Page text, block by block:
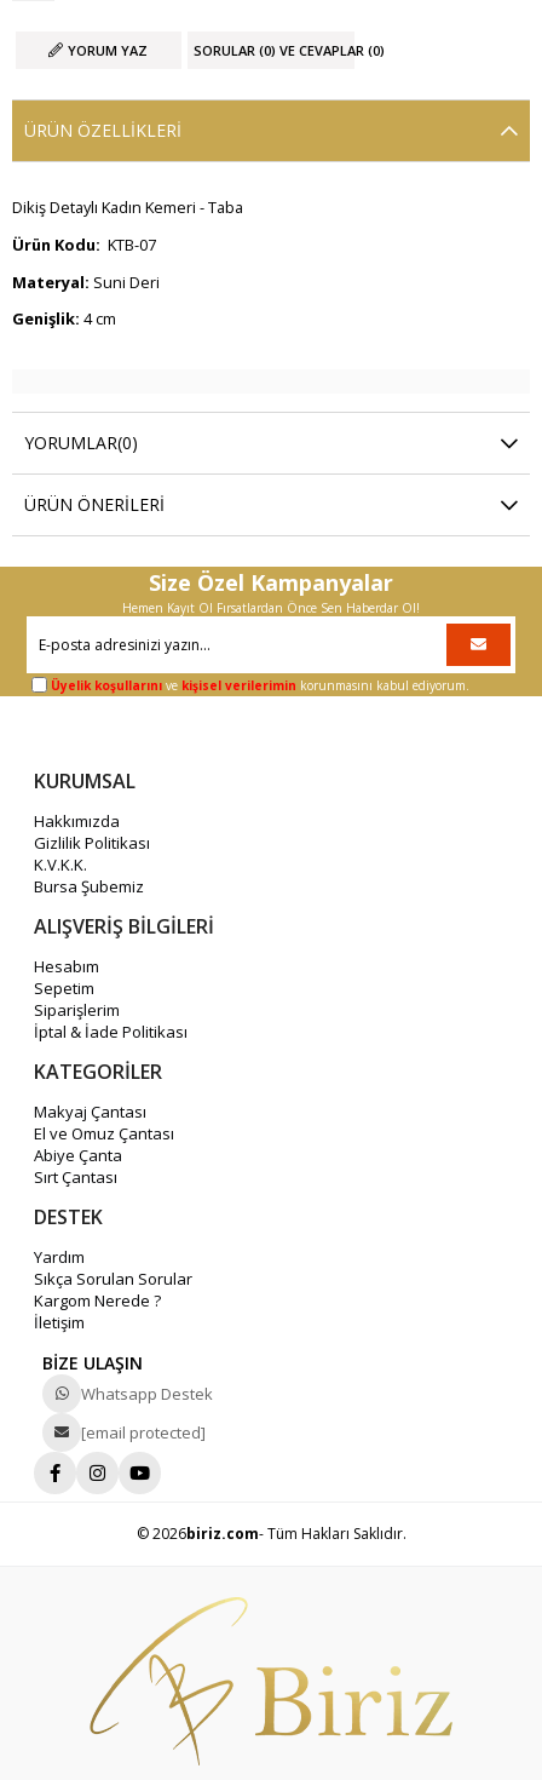
YORUM YAZ SORULAR (0) VE CEVAPLAR (0)
ÜRÜN ÖZELLIKLERI
Dikiş Detaylı Kadın Kemeri - Taba
Ürün Kodu: KTB-07
Materyal: Suni Deri
Genişlik: 4 cm
YORUMLAR(0)
ÜRÜN ÖNERILERI
Size Özel Kampanyalar
Hemen Kayıt Ol Fırsatlardan Önce Sen Haberdar Ol!
Üyelik koşullarını ve kişisel verilerimin korunmasını kabul ediyorum.
KURUMSAL
Hakkımızda
Gizlilik Politikası
K.V.K.K.
Bursa Şubemiz
ALIŞVERİŞ BİLGİLERİ
Hesabım
Sepetim
Siparişlerim
İptal & İade Politikası
KATEGORİLER
Makyaj Çantası
El ve Omuz Çantası
Abiye Çanta
Sırt Çantası
DESTEK
Yardım
Sıkça Sorulan Sorular
Kargom Nerede ?
İletişim
BİZE ULAŞIN
Whatsapp Destek
[email protected]
© 2026biriz.com- Tüm Hakları Saklıdır.